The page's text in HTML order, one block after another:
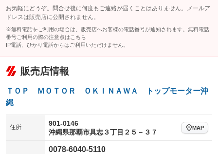
お気軽にどうぞ。問合せ後に何度もご連絡が届くことはありません。メールア
ドレスは販売店に公開されません。
※無料電話をご利用の場合は、販売店へお客様の電話番号が通知されます。無料電話
番号ご利用の際の注意点は こちら
IP電話、ひかり電話からはご利用いただけません。
販売店情報
ＴＯＰ ＭＯＴＯＲ ＯＫＩＮＡＷＡ トップモーター沖
縄
住所
901-0146
沖縄県那覇市具志３丁目２５－３７
MAP
0078-6040-5110